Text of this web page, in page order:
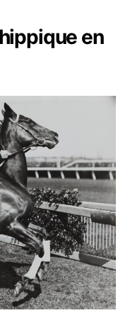
hippique en